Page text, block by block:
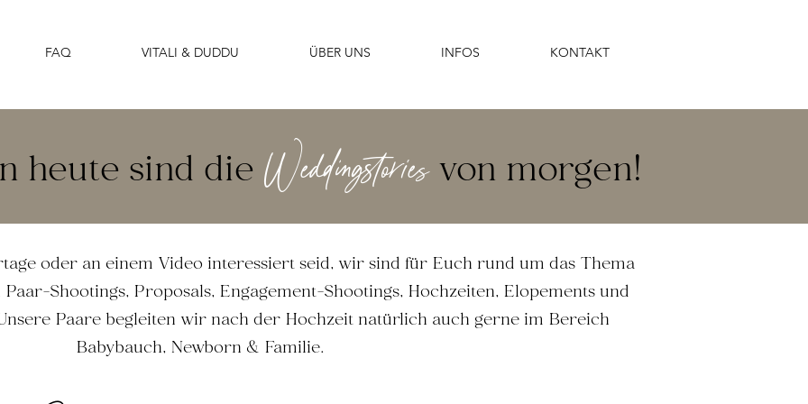
FAQ VITALI & DUDDU ÜBER UNS INFOS KONTAKT
heute sind die Weddingstoriesvon morgen!
oder an einem Video interessiert seid, wir sind für Euch rund um das Thema
Shootings, Proposals, Engagement-Shootings, Hochzeiten, Elopements und
Paare begleiten wir nach der Hochzeit natürlich auch gerne im Bereich
Babybauch, Newborn & Familie.